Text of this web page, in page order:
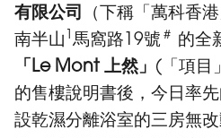
有限公司 （下稱「萬科香
南半山 1 馬窩路19號 ＃ 的全
「Le Mont上然 」 (「項目
的售樓說明書後，今日率
設乾濕分離浴室的三房無